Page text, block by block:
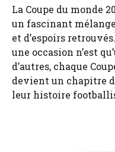
La Coupe du monde
un fascinant
et d’espoirs
une occasion n’est
d’autres, chaque
devient un chapitre
leur histoire